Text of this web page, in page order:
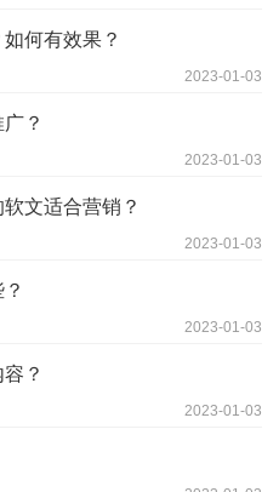
何有效果？
2023-01-03
？
2023-01-03
文适合营销？
2023-01-03
2023-01-03
？
2023-01-03